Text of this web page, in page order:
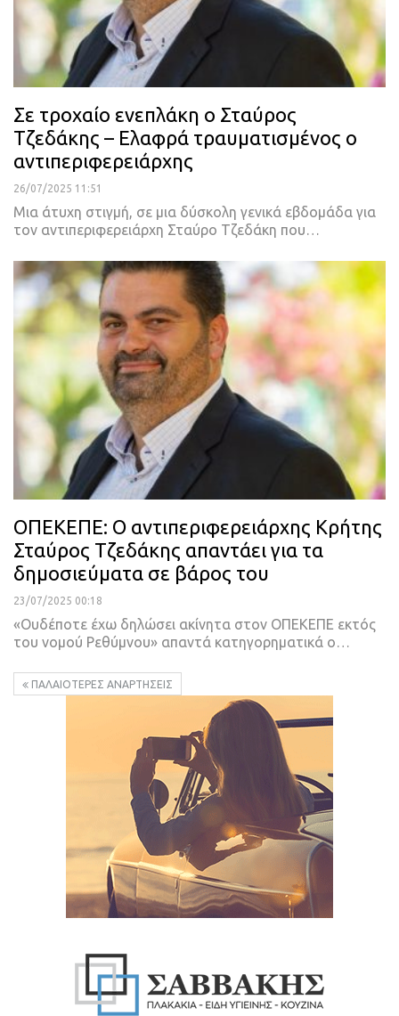
Σε τροχαίο ενεπλάκη ο Σταύρος
Τζεδάκης – Ελαφρά τραυματισμένος ο
αντιπεριφερειάρχης
26/07/2025 11:51
Μια άτυχη στιγμή, σε μια δύσκολη γενικά εβδομάδα για
τον αντιπεριφερειάρχη Σταύρο Τζεδάκη που…
ΟΠΕΚΕΠΕ: Ο αντιπεριφερειάρχης Κρήτης
Σταύρος Τζεδάκης απαντάει για τα
δημοσιεύματα σε βάρος του
23/07/2025 00:18
«Ουδέποτε έχω δηλώσει ακίνητα στον ΟΠΕΚΕΠΕ εκτός
του νομού Ρεθύμνου» απαντά κατηγορηματικά ο…
ΠΑΛΑΙΌΤΕΡΕΣ ΑΝΑΡΤΉΣΕΙΣ